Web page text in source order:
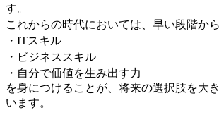
す。
これからの時代においては、早い段階か
・ITスキル
・ビジネススキル
・自分で価値を生み出す力
を身につけることが、将来の選択肢を大
います。